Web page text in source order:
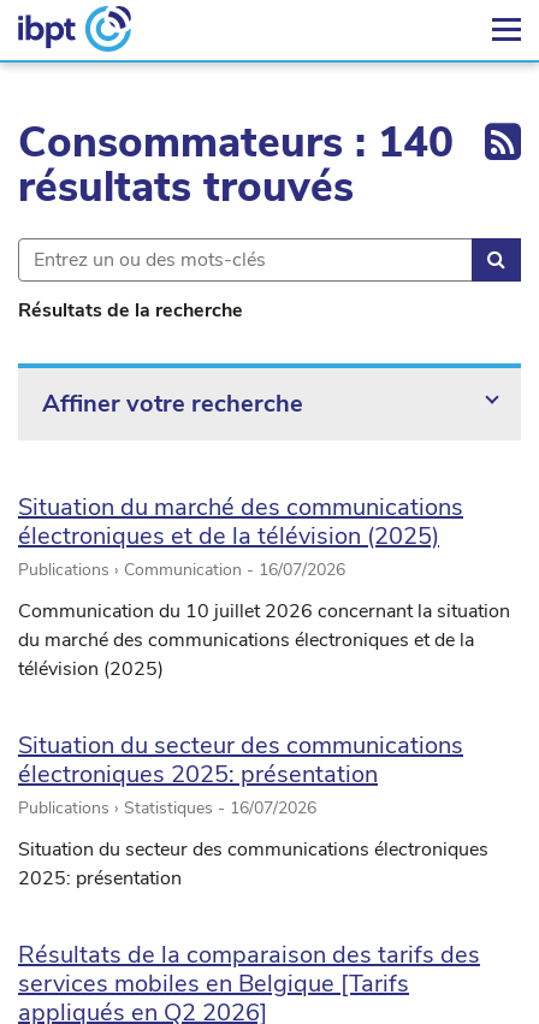
Consommateurs : 140
résultats trouvés
Résultats de la recherche
Affiner votre recherche
Situation du marché des communications
électroniques et de la télévision (2025)
Publications › Communication - 16/07/2026
Communication du 10 juillet 2026 concernant la situation
du marché des communications électroniques et de la
télévision (2025)
Situation du secteur des communications
électroniques 2025: présentation
Publications › Statistiques - 16/07/2026
Situation du secteur des communications électroniques
2025: présentation
Résultats de la comparaison des tarifs des
services mobiles en Belgique [Tarifs
appliqués en Q2 2026]